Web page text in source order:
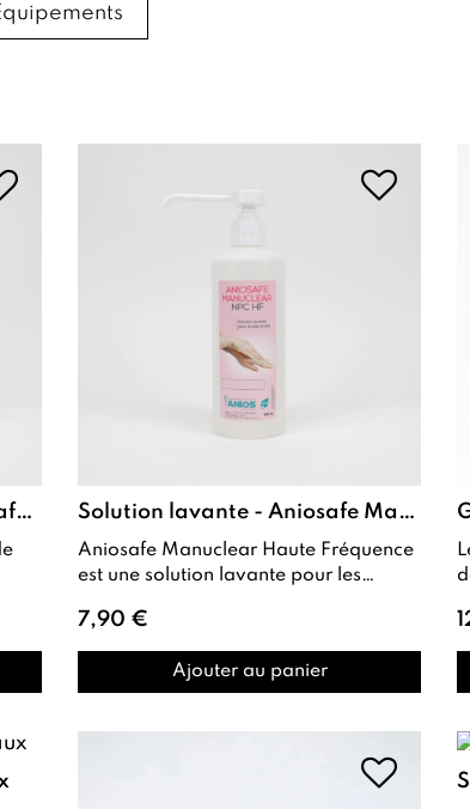
Mousse détergente - Surfa'Safe Premium Solution lavante - Aniosafe Manuclear NPC HF
Aniosafe Manuclear Haute Fréquence
est une solution lavante pour les
7,90 €
Ajouter au panier
Les Gants